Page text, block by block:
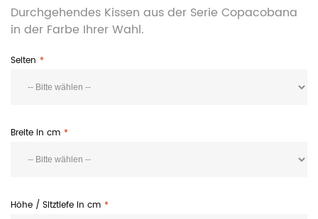
Durchgehendes Kissen aus der Serie Copacobana
in der Farbe Ihrer Wahl.
Seiten
Breite in cm
Höhe / Sitztiefe in cm